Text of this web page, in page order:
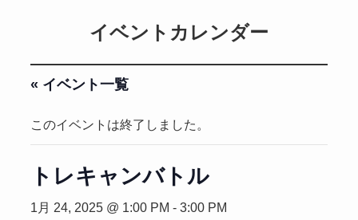
イベントカレンダー
« イベント一覧
このイベントは終了しました。
トレキャンバトル
1月 24, 2025 @ 1:00 PM - 3:00 PM